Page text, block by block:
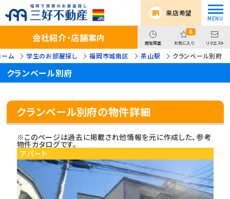
来店希望
会社紹介・店舗案内 閲覧履歴
0
お気に入り リクエスト
ム 学生のお部屋探し 福岡市城南区 茶山駅 クランベール別府
クランベール別府
クランベール別府の物件詳細
※このページは過去に掲載され他情報を元に作成した、参考
物件カタログです。
アパート